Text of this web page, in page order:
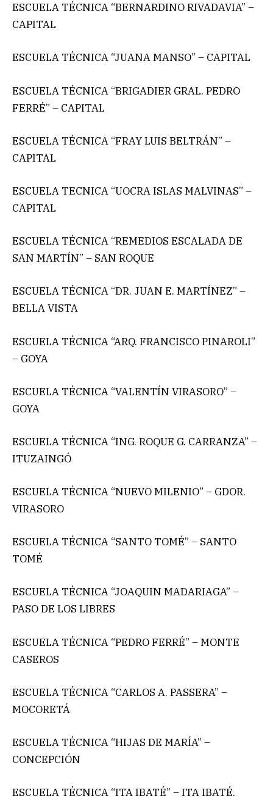
ESCUELA TÉCNICA “BERNARDINO RIVADAVIA” –
CAPITAL
ESCUELA TÉCNICA “JUANA MANSO” – CAPITAL
ESCUELA TÉCNICA “BRIGADIER GRAL. PEDRO
FERRÉ” – CAPITAL
ESCUELA TÉCNICA “FRAY LUIS BELTRÁN” –
CAPITAL
ESCUELA TECNICA “UOCRA ISLAS MALVINAS” –
CAPITAL
ESCUELA TÉCNICA “REMEDIOS ESCALADA DE
SAN MARTÍN” – SAN ROQUE
ESCUELA TÉCNICA “DR. JUAN E. MARTÍNEZ” –
BELLA VISTA
ESCUELA TÉCNICA “ARQ. FRANCISCO PINAROLI”
– GOYA
ESCUELA TÉCNICA “VALENTÍN VIRASORO” –
GOYA
ESCUELA TÉCNICA “ING. ROQUE G. CARRANZA” –
ITUZAINGÓ
ESCUELA TÉCNICA “NUEVO MILENIO” – GDOR.
VIRASORO
ESCUELA TÉCNICA “SANTO TOMÉ” – SANTO
TOMÉ
ESCUELA TÉCNICA “JOAQUIN MADARIAGA” –
PASO DE LOS LIBRES
ESCUELA TÉCNICA “PEDRO FERRÉ” – MONTE
CASEROS
ESCUELA TÉCNICA “CARLOS A. PASSERA” –
MOCORETÁ
ESCUELA TÉCNICA “HIJAS DE MARÍA” –
CONCEPCIÓN
ESCUELA TÉCNICA “ITA IBATÉ” – ITA IBATÉ.